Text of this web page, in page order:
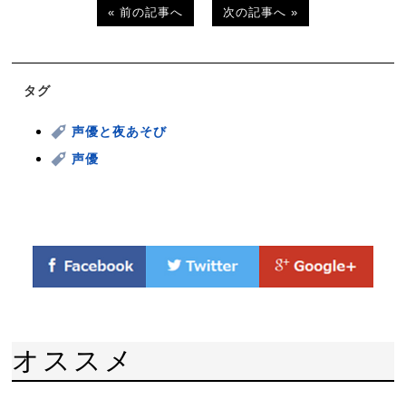
« 前の記事へ 次の記事へ »
タグ
声優と夜あそび
声優
オススメ